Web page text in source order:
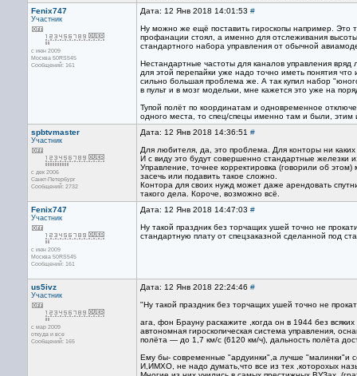
Fenix747
Участник
с июн 2009
Москва 50RS545
Сообщений: 161
Дата: 12 Янв 2018 14:01:53 #
Ну можно же ещё поставить гироскопы например. Это
профанации стоял, а именно для отслеживания
стандартного набора управления от обычной
Нестандартные частоты для каналов управления
для этой перепайки уже надо точно иметь понятия
сильно большая проблема же. А так купил набор
в пульт и в мозг модельки, мне кажется это уже на
Тупой полёт по координатам и одновременное
одного места, то спец/спецы именно там и были,
spbtvmaster
Участник
с дек 2006
Санкт-Петербург
Сообщений: 2732
Дата: 12 Янв 2018 14:36:51 #
Для любителя, да, это проблема. Для конторы ни
И с виду это будут совершенно стандартные железки
Управление, точнее корректировка (говорили об
засечь или подавить такое сложно.
Контора для своих нужд может даже арендовать
такого дела. Короче, возможно всё.
Fenix747
Участник
с июн 2009
Москва 50RS545
Сообщений: 161
Дата: 12 Янв 2018 14:47:03 #
Ну такой праздник без торчащих ушей точно не
стандартную плату от спецзаказной сделанной под
us5ivz
Участник
с мар 2009
откуда и все
Сообщений: 165
Дата: 12 Янв 2018 22:24:46 #
"Ну такой праздник без торчащих ушей точно не
ага, фон Брауну раскажите ,когда он в 1944 без
автономная гироскопическая система управления,
полёта — до 1,7 км/с (6120 км/ч), дальность полёта
Ему бы- современные "ардуинки",а лучше "малинки"и
И,ИМХО, не надо думать,что все из тех ,которохых